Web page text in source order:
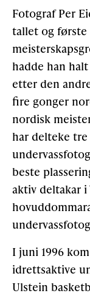
Fotograf Per
tallet og
hadde han
etter den
fire gonger
nordisk
har delteke
beste
aktiv deltakar i
I juni 1996
idrettsaktive
Ulstein